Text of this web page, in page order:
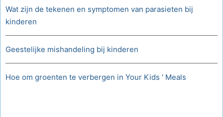
Wat zijn de tekenen en symptomen van parasieten bij
kinderen
Geestelijke mishandeling bij kinderen
Hoe om groenten te verbergen in Your Kids ' Meals